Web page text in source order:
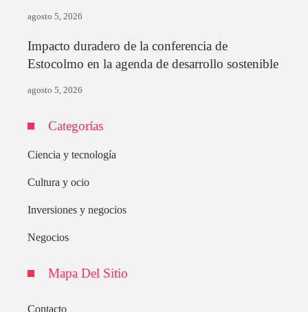
agosto 5, 2026
Impacto duradero de la conferencia de
Estocolmo en la agenda de desarrollo sostenible
agosto 5, 2026
Categorías
Ciencia y tecnología
Cultura y ocio
Inversiones y negocios
Negocios
Mapa Del Sitio
Contacto